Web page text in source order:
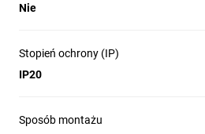
Nie
Stopień ochrony (IP)
IP20
Sposób montażu